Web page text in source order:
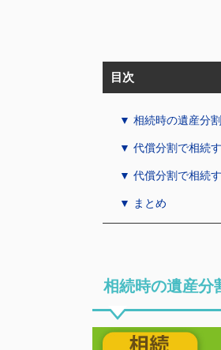
目次
▼ 相続時の遺産分
▼ 代償分割で相続
▼ 代償分割で相続
▼ まとめ
相続時の遺産分